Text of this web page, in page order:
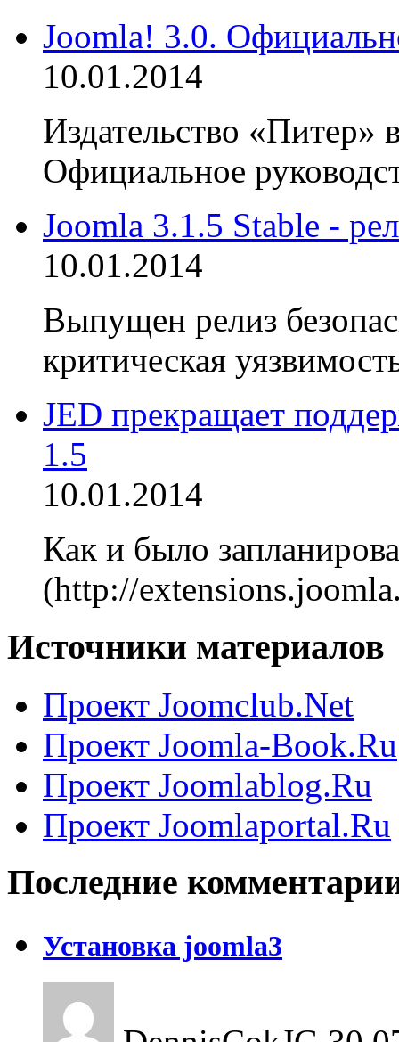
Joomla! 3.0.
10.01.2014
Издательство «Питер»
Официальное
Joomla 3.1.5 Stable -
10.01.2014
Выпущен релиз
критическая
JED прекращает
1.5
10.01.2014
Как и было
(http://
Источники материалов
Проект Joomclub.Net
Проект Joomla-Book.Ru
Проект Joomlablog.Ru
Проект Joomlaportal.Ru
Последние
Установка joomla3